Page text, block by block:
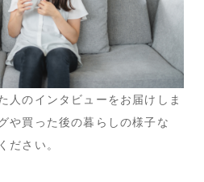
人のインタビューをお届けしま
や買った後の暮らしの様子な
ださい。